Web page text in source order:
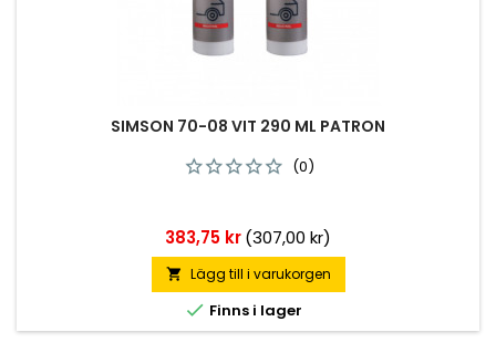
SIMSON 70-08 VIT 290 ML PATRON
(0)
Pris
383,75 kr(307,00 kr)
 Lägg till i varukorgen
 Finns i lager